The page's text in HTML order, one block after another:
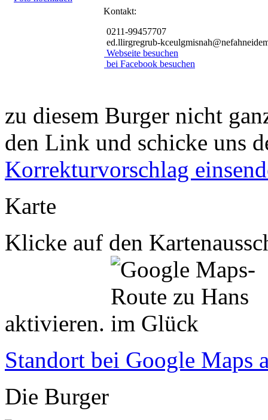
Kontakt:
0211-99457707
ed.llirgregrub-
Webseite besuchen
bei Facebook besuchen
zu diesem Burger nicht
den Link und schicke uns
Korrekturvorschlag
Karte
Klicke auf den
aktivieren.
Standort bei Google Maps
Die Burger